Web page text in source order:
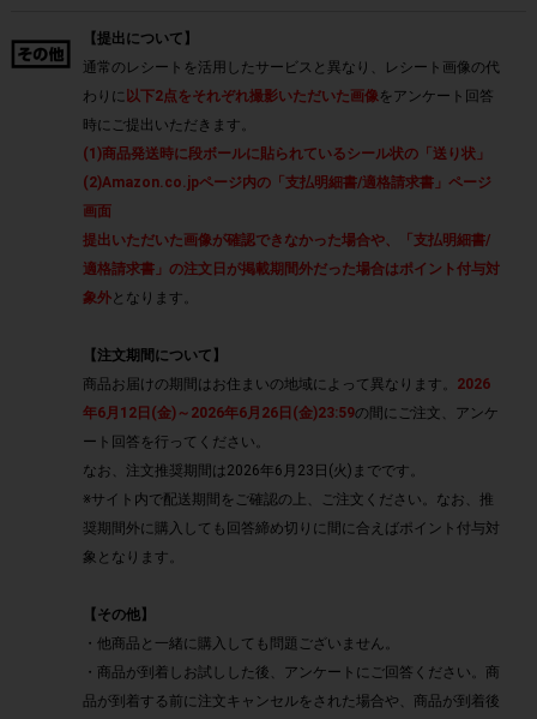
【提出について】
通常のレシートを活用したサービスと異なり、レシート画像の代
わりに 以下2点をそれぞれ撮影いただいた画像をアンケート回答
時にご提出いただきます。
(1)商品発送時に段ボールに貼られているシール状の「送り状」
(2)Amazon.co.jpページ内の「支払明細書/適格請求書」ページ
画面
提出いただいた画像が確認できなかった場合や、「支払明細書/
適格請求書」の注文日が掲載期間外だった場合はポイント付与対
象外となります。
【注文期間について】
商品お届けの期間はお住まいの地域によって異なります。 2026
年6月12日(金)～2026年6月26日(金)23:59の間にご注文、アンケ
ート回答を行ってください。
なお、注文推奨期間は2026年6月23日(火)までです。
※サイト内で配送期間をご確認の上、ご注文ください。なお、推
奨期間外に購入しても回答締め切りに間に合えばポイント付与対
象となります。
【その他】
・他商品と一緒に購入しても問題ございません。
・商品が到着しお試しした後、アンケートにご回答ください。商
品が到着する前に注文キャンセルをされた場合や、商品が到着後